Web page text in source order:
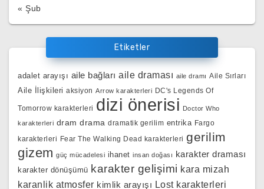
« Şub
Etiketler
adalet arayışı aile bağları aile draması aile dramı Aile Sırları
Aile İlişkileri aksiyon Arrow karakterleri DC's Legends Of
Tomorrow karakterleri dizi önerisi Doctor Who
karakterleri dram drama dramatik gerilim entrika Fargo
karakterleri Fear The Walking Dead karakterleri gerilim
gizem güç mücadelesi ihanet insan doğası karakter draması
karakter dönüşümü karakter gelişimi kara mizah
karanlik atmosfer kimlik arayışı Lost karakterleri